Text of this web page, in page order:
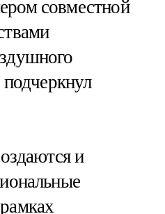
совместной
и